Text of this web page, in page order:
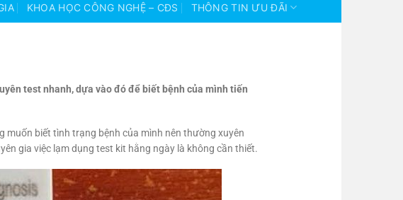
KHOA HỌC CÔNG NGHỆ – CĐS THÔNG TIN ƯU ĐÃI
test nhanh, dựa vào đó để biết bệnh của mình tiến
muốn biết tình trạng bệnh của mình nên thường xuyên
gia việc lạm dụng test kit hằng ngày là không cần thiết.